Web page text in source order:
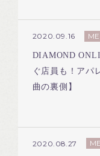
2020.09.16
DIAMOND
ぐ店員も！アパ
曲の裏側】
2020.08.27